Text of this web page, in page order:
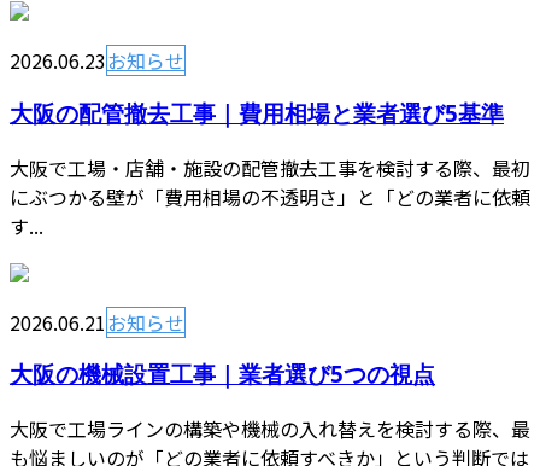
2026.06.23お知らせ
大阪の配管撤去工事｜費用相場と業者選び5基準
大阪で工場・店舗・施設の配管撤去工事を検討する際、最初
にぶつかる壁が「費用相場の不透明さ」と「どの業者に依頼
す...
2026.06.21お知らせ
大阪の機械設置工事｜業者選び5つの視点
大阪で工場ラインの構築や機械の入れ替えを検討する際、最
も悩ましいのが「どの業者に依頼すべきか」という判断では